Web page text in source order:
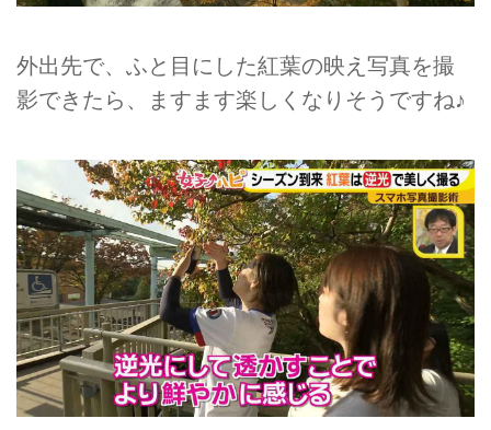
外出先で、ふと目にした紅葉の映え写真を撮
影できたら、ますます楽しくなりそうですね♪